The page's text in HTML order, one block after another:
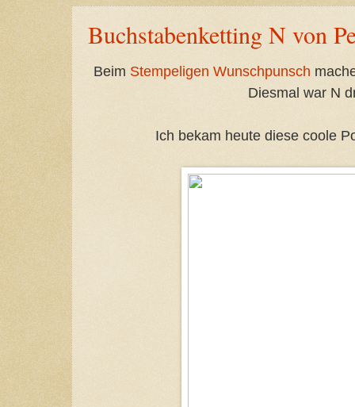
Buchstabenketting N von
Beim Stempeligen Wunschpunsch
Diesmal war N
Ich bekam heute diese coole